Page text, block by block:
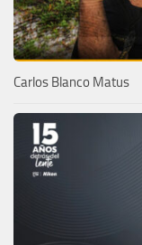
Carlos Blanco Matus